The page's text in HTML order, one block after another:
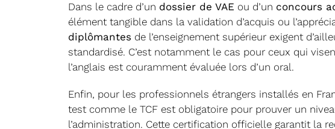
Dans le cadre d’un dossier de VAE ou d’un concours
élément tangible dans la validation d’acquis ou
diplômantes de l’enseignement supérieur exigent
standardisé. C’est notamment le cas pour ceux qui
l’anglais est couramment évaluée lors d’un oral.
Enfin, pour les professionnels étrangers installés en
test comme le TCF est obligatoire pour prouver un
l’administration. Cette certification officielle garantit la